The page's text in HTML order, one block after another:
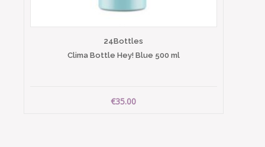
24Bottles
Clima Bottle Hey! Blue 500 ml
€35.00